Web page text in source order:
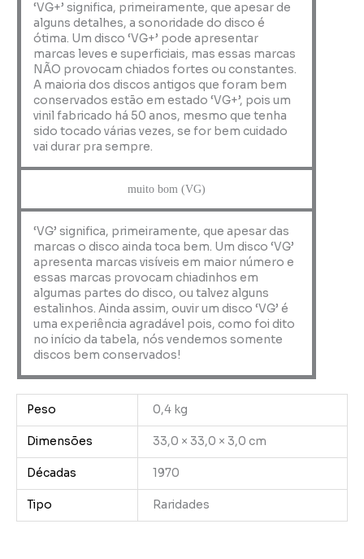
‘VG+’ significa, primeiramente, que apesar de
alguns detalhes, a sonoridade do disco é
ótima. Um disco ‘VG+’ pode apresentar
marcas leves e superficiais, mas essas marcas
NÃO provocam chiados fortes ou constantes.
A maioria dos discos antigos que foram bem
conservados estão em estado ‘VG+’, pois um
vinil fabricado há 50 anos, mesmo que tenha
sido tocado várias vezes, se for bem cuidado
vai durar pra sempre.
muito bom (VG)
‘VG’ significa, primeiramente, que apesar das
marcas o disco ainda toca bem. Um disco ‘VG’
apresenta marcas visíveis em maior número e
essas marcas provocam chiadinhos em
algumas partes do disco, ou talvez alguns
estalinhos. Ainda assim, ouvir um disco ‘VG’ é
uma experiência agradável pois, como foi dito
no início da tabela, nós vendemos somente
discos bem conservados!
Peso 0,4 kg
Dimensões 33,0 × 33,0 × 3,0 cm
Décadas 1970
Tipo Raridades